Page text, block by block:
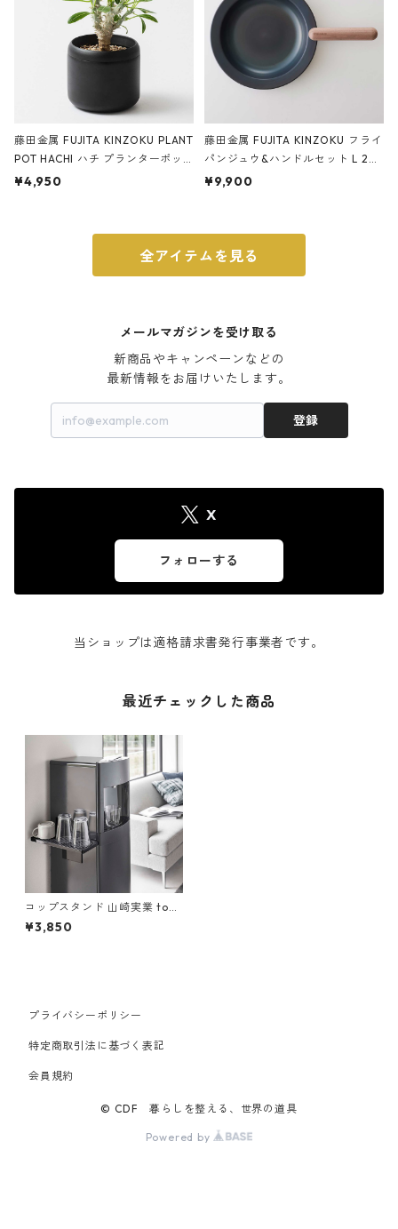
藤田金属 FUJITA KINZOKU PLANT
POT HACHI ハチ プランターポッ
ト 3号 ブラック
¥4,950
藤田金属 FUJITA KINZOKU フライ
パンジュウ&ハンドルセット L 24c
m ガス火・IH対応 鉄フライパン
¥9,900
全アイテムを見る
メールマガジンを受け取る
新商品やキャンペーンなどの
最新情報をお届けいたします。
登録
X
フォローする
当ショップは適格請求書発行事業者です。
最近チェックした商品
コップスタンド 山崎実業 tow
er タワー ウォーターサーバー
横マグネットグラススタンド
¥3,850
プライバシーポリシー
特定商取引法に基づく表記
会員規約
© CDF 暮らしを整える、世界の道具
Powered by